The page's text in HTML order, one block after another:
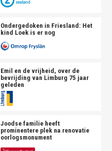
Ondergedoken in Friesland: Het
kind Loek is er nog
Emil en de vrijheid, over de
bevrijding van Limburg 75 jaar
geleden
Joodse familie heeft
prominentere plek na renovatie
oorlogsmonument